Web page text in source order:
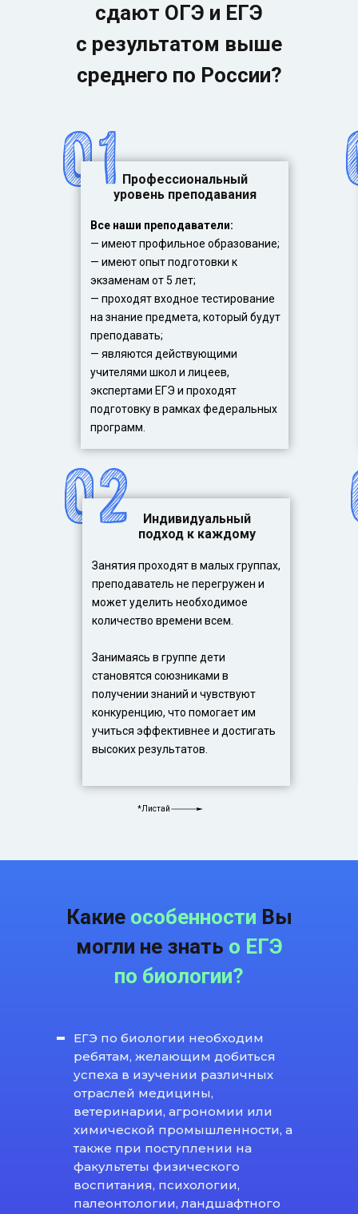
сдают ОГЭ и ЕГЭ
с результатом выше
среднего по России?
Профессиональный
уровень преподавания
Все наши преподаватели:
— имеют профильное образование;
— имеют опыт подготовки к
экзаменам от 5 лет;
— проходят входное тестирование
на знание предмета, который будут
преподавать;
— являются действующими
учителями школ и лицеев,
экспертами ЕГЭ и проходят
подготовку в рамках федеральных
программ.
Индивидуальный
подход к каждому
Занятия проходят в малых группах,
преподаватель не перегружен и
может уделить необходимое
количество времени всем.
Занимаясь в группе дети
становятся союзниками в
получении знаний и чувствуют
конкуренцию, что помогает им
учиться эффективнее и достигать
высоких результатов.
*Листай
ЕГЭ по биологии необходим
ребятам, желающим добиться
успеха в изучении различных
отраслей медицины,
ветеринарии, агрономии или
химической промышленности, а
также при поступлении на
факультеты физического
воспитания, психологии,
палеонтологии, ландшафтного
Какие особенности Вы
могли не знать о ЕГЭ
по биологии?